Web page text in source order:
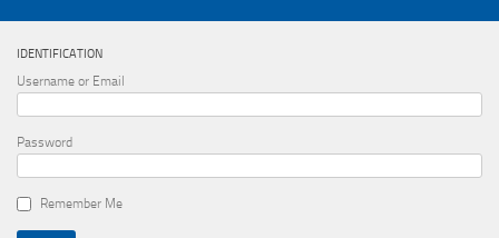
IDENTIFICATION
Username or Email
Password
Remember Me